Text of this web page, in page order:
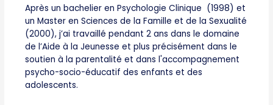
Après un bachelier en Psychologie Clinique (1998) et
un Master en Sciences de la Famille et de la Sexualité
(2000), j’ai travaillé pendant 2 ans dans le domaine
de l’Aide à la Jeunesse et plus précisément dans le
soutien à la parentalité et dans l'accompagnement
psycho-socio-éducatif des enfants et des
adolescents.